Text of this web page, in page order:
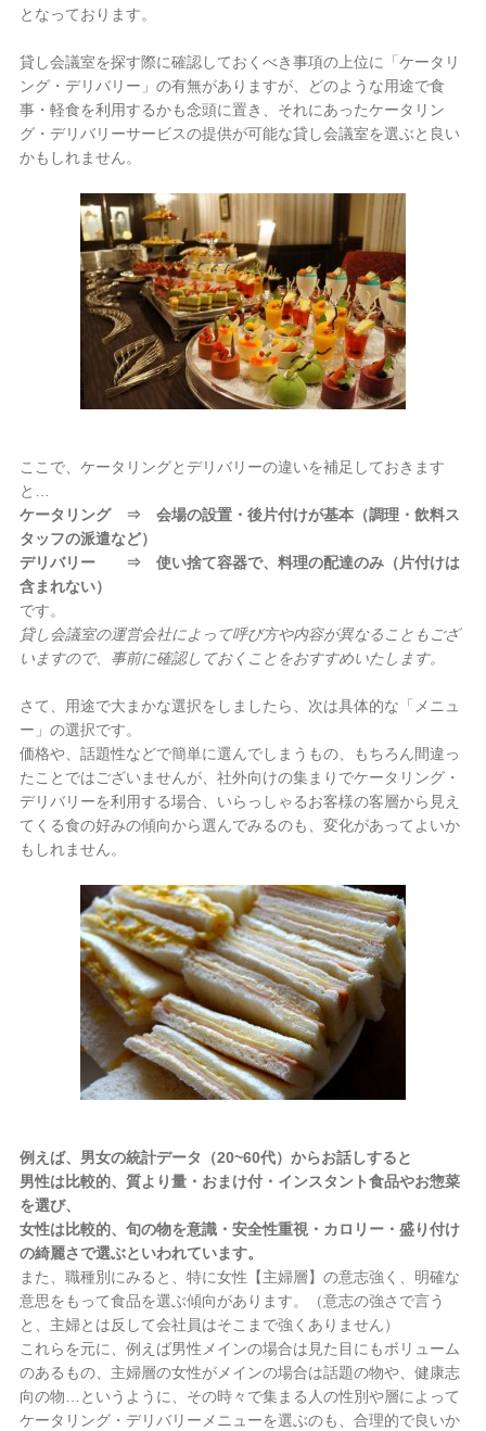
となっております。
貸し会議室を探す際に確認しておくべき事項の上位に「ケータリ
ング・デリバリー」の有無がありますが、どのような用途で食
事・軽食を利用するかも念頭に置き、それにあったケータリン
グ・デリバリーサービスの提供が可能な貸し会議室を選ぶと良い
かもしれません。
ここで、ケータリングとデリバリーの違いを補足しておきます
と…
ケータリング ⇒ 会場の設置・後片付けが基本（調理・飲料ス
タッフの派遣など）
デリバリー ⇒ 使い捨て容器で、料理の配達のみ（片付けは
含まれない）
です。
貸し会議室の運営会社によって呼び方や内容が異なることもござ
いますので、事前に確認しておくことをおすすめいたします。
さて、用途で大まかな選択をしましたら、次は具体的な「メニュ
ー」の選択です。
価格や、話題性などで簡単に選んでしまうもの、もちろん間違っ
たことではございませんが、社外向けの集まりでケータリング・
デリバリーを利用する場合、いらっしゃるお客様の客層から見え
てくる食の好みの傾向から選んでみるのも、変化があってよいか
もしれません。
例えば、男女の統計データ（20~60代）からお話しすると
男性は比較的、質より量・おまけ付・インスタント食品やお惣菜
を選び、
女性は比較的、旬の物を意識・安全性重視・カロリー・盛り付け
の綺麗さで選ぶといわれています。
また、職種別にみると、特に女性【主婦層】の意志強く、明確な
意思をもって食品を選ぶ傾向があります。（意志の強さで言う
と、主婦とは反して会社員はそこまで強くありません）
これらを元に、例えば男性メインの場合は見た目にもボリューム
のあるもの、主婦層の女性がメインの場合は話題の物や、健康志
向の物…というように、その時々で集まる人の性別や層によって
ケータリング・デリバリーメニューを選ぶのも、合理的で良いか